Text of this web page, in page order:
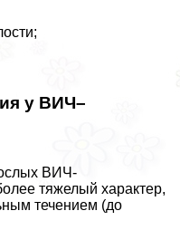
у ВИЧ–
ВИЧ-
тяжелый хаpaктер,
течением (до